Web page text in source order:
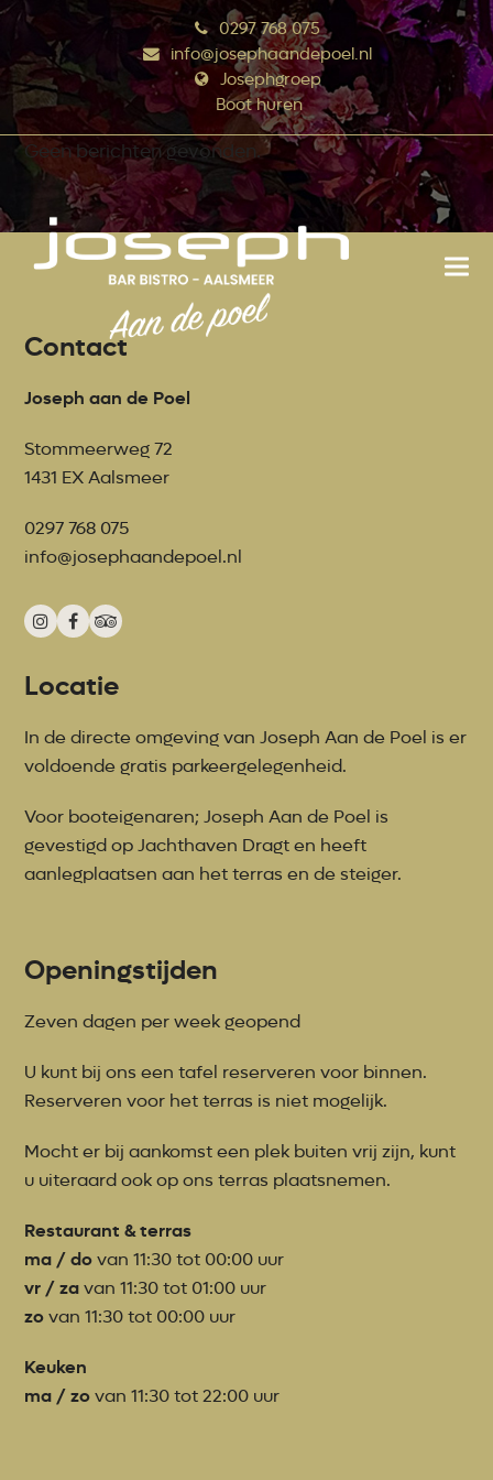
0297 768 075
info@josephaandepoel.nl
Josephgroep
Boot huren
Geen berichten gevonden.
Contact
Joseph aan de Poel
Stommeerweg 72
1431 EX Aalsmeer
0297 768 075
info@josephaandepoel.nl
Instagram
Facebook
Tripadvisor
Locatie
In de directe omgeving van Joseph Aan de Poel is er
voldoende gratis parkeergelegenheid.
Voor booteigenaren; Joseph Aan de Poel is
gevestigd op Jachthaven Dragt en heeft
aanlegplaatsen aan het terras en de steiger.
Openingstijden
Zeven dagen per week geopend
U kunt bij ons een tafel reserveren voor binnen.
Reserveren voor het terras is niet mogelijk.
Mocht er bij aankomst een plek buiten vrij zijn, kunt
u uiteraard ook op ons terras plaatsnemen.
Restaurant & terras
ma / do van 11:30 tot 00:00 uur
vr / za van 11:30 tot 01:00 uur
zo van 11:30 tot 00:00 uur
Keuken
ma / zo van 11:30 tot 22:00 uur